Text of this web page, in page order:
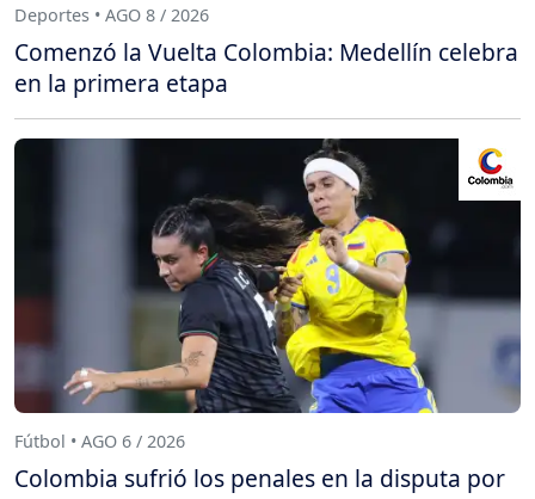
Deportes • AGO 8 / 2026
Comenzó la Vuelta Colombia: Medellín celebra
en la primera etapa
Fútbol • AGO 6 / 2026
Colombia sufrió los penales en la disputa por